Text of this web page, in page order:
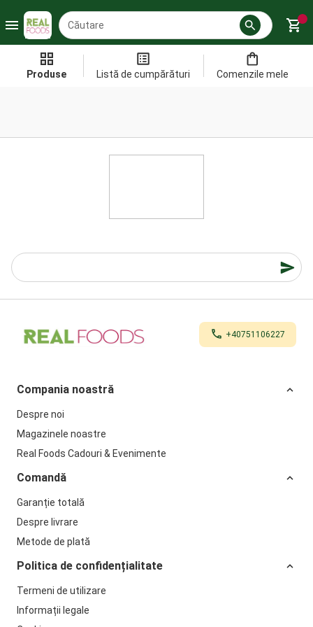
Produse Listă de cumpărături Comenzile mele
+40751106227
Compania noastră
Despre noi
Magazinele noastre
Real Foods Cadouri & Evenimente
Comandă
Garanție totală
Despre livrare
Metode de plată
Politica de confidențialitate
Termeni de utilizare
Informații legale